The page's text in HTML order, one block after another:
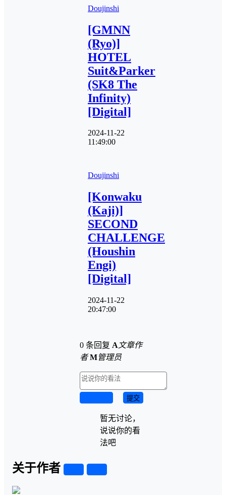
Doujinshi
[GMNN
(Ryo)]
HOTEL
Suit&Parker
(SK8 The
Infinity)
[Digital]
2024-11-22
11:49:00
Doujinshi
[Konwaku
(Kaji)]
SECOND
CHALLENGE
(Houshin
Engi)
[Digital]
2024-11-22
20:47:00
0 条回复 A 文章作
者 M管理员
提交
暂无讨论，
说说你的看
法吧
关于作者